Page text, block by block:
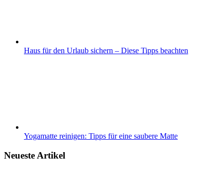
Haus für den Urlaub sichern – Diese Tipps beachten
Yogamatte reinigen: Tipps für eine saubere Matte
Neueste Artikel